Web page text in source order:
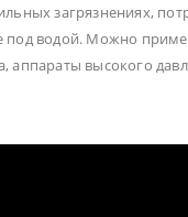
загрязнениях,
под водой. Можно
аппараты высокого